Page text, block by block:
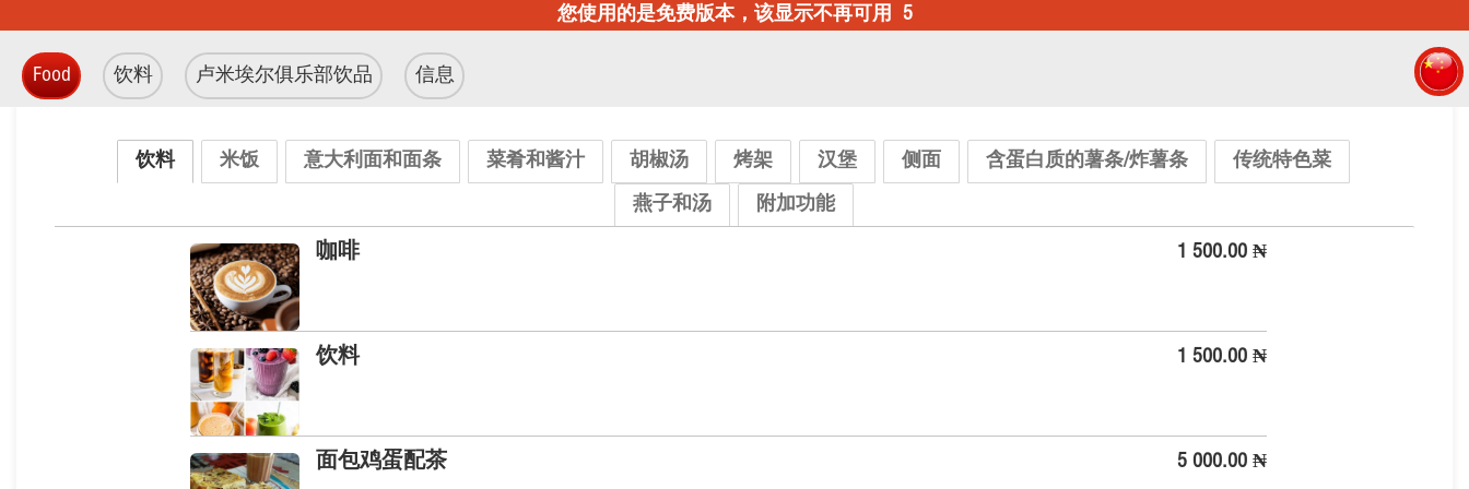
您使用的是免费版本，该显示不再可用 4
Food 饮料 卢米埃尔俱乐部饮品 信息
饮料 米饭 意大利面和面条 菜肴和酱汁 胡椒汤 烤架 汉堡 侧面 含蛋白质的薯条/炸薯条 传统特色菜
燕子和汤 附加功能
1 500.00 ₦
咖啡
1 500.00 ₦
饮料
5 000.00 ₦
面包鸡蛋配茶